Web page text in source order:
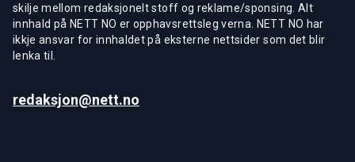
skilje mellom redaksjonelt stoff og reklame/sponsing. Alt
innhald på NETT NO er opphavsrettsleg verna. NETT NO har
ikkje ansvar for innhaldet på eksterne nettsider som det blir
lenka til.
redaksjon@nett.no